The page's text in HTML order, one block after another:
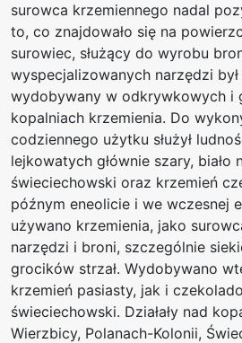
surowca krzemiennego nadal
to, co znajdowało się na
surowiec, służący do wyrobu
wyspecjalizowanych narzędzi
wydobywany w odkrywkowych i
kopalniach krzemienia. Do
codziennego użytku służył
lejkowatych głównie szary, biało
świeciechowski oraz krzemień
późnym eneolicie i we wczesnej
używano krzemienia, jako
narzędzi i broni, szczególnie
grocików strzał. Wydobywano
krzemień pasiasty, jak i
świeciechowski. Działały nad
Wierzbicy, Polanach-Kolonii,